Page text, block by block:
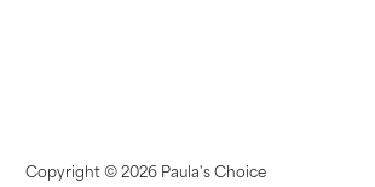
Copyright ©2026 Paula's Choice